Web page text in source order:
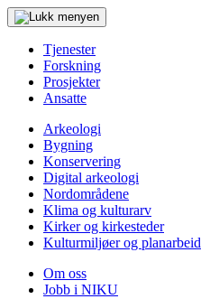
Tjenester
Forskning
Prosjekter
Ansatte
Arkeologi
Bygning
Konservering
Digital arkeologi
Nordområdene
Klima og kulturarv
Kirker og kirkesteder
Kulturmiljøer og planarbeid
Om oss
Jobb i NIKU